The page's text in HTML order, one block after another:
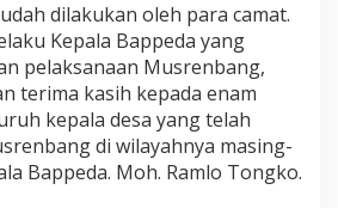
dilakukan oleh para camat.
Kepala Bappeda yang
pelaksanaan Musrenbang,
terima kasih kepada enam
kepala desa yang telah
di wilayahnya masing-
Bappeda. Moh. Ramlo Tongko.